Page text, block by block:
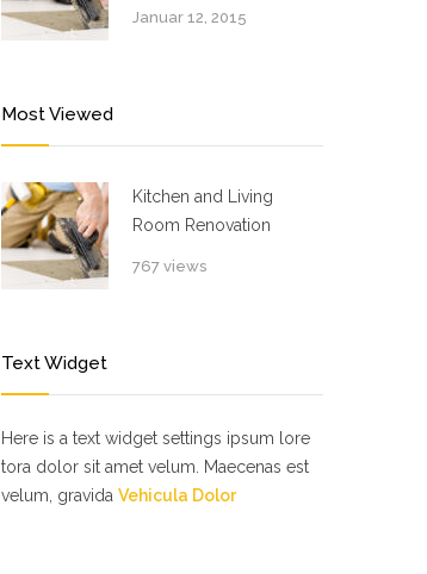
Januar 12, 2015
Most Viewed
Kitchen and Living
Room Renovation
767 views
Text Widget
Here is a text widget settings ipsum lore
tora dolor sit amet velum. Maecenas est
velum, gravida Vehicula Dolor